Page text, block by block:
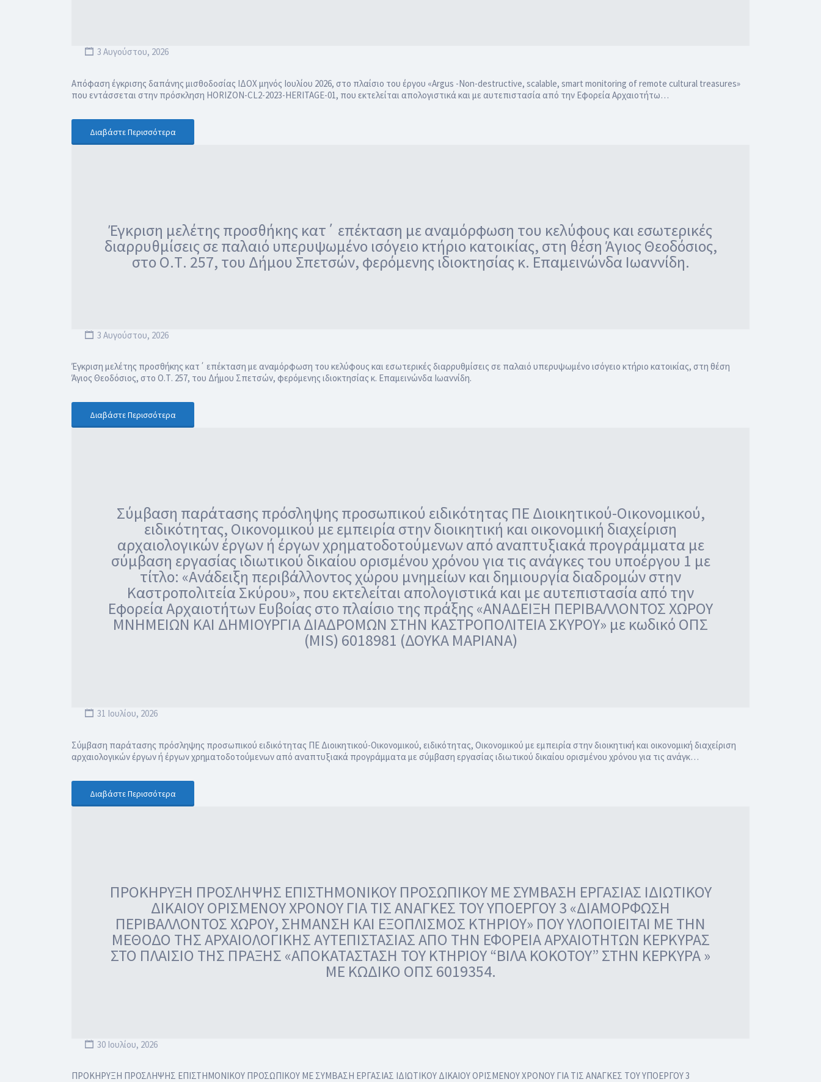
3 Αυγούστου, 2026
Απόφαση έγκρισης δαπάνης μισθοδοσίας ΙΔΟΧ μηνός Ιουλίου 2026, στο πλαίσιο του έργου «Argus -Νon-destructive, scalable, smart monitoring of remote cultural treasures»
που εντάσσεται στην πρόσκληση HORIZON-CL2-2023-HERITAGE-01, που εκτελείται απολογιστικά και με αυτεπιστασία από την Εφορεία Αρχαιοτήτω…
Διαβάστε Περισσότερα
Έγκριση μελέτης προσθήκης κατ΄ επέκταση με αναμόρφωση του κελύφους και εσωτερικές
διαρρυθμίσεις σε παλαιό υπερυψωμένο ισόγειο κτήριο κατοικίας, στη θέση Άγιος Θεοδόσιος,
στο Ο.Τ. 257, του Δήμου Σπετσών, φερόμενης ιδιοκτησίας κ. Επαμεινώνδα Ιωαννίδη.
3 Αυγούστου, 2026
Έγκριση μελέτης προσθήκης κατ΄ επέκταση με αναμόρφωση του κελύφους και εσωτερικές διαρρυθμίσεις σε παλαιό υπερυψωμένο ισόγειο κτήριο κατοικίας, στη θέση
Άγιος Θεοδόσιος, στο Ο.Τ. 257, του Δήμου Σπετσών, φερόμενης ιδιοκτησίας κ. Επαμεινώνδα Ιωαννίδη.
Διαβάστε Περισσότερα
Σύμβαση παράτασης πρόσληψης προσωπικού ειδικότητας ΠΕ Διοικητικού-Οικονομικού,
ειδικότητας, Οικονομικού με εμπειρία στην διοικητική και οικονομική διαχείριση
αρχαιολογικών έργων ή έργων χρηματοδοτούμενων από αναπτυξιακά προγράμματα με
σύμβαση εργασίας ιδιωτικού δικαίου ορισμένου χρόνου για τις ανάγκες του υποέργου 1 με
τίτλο: «Ανάδειξη περιβάλλοντος χώρου μνημείων και δημιουργία διαδρομών στην
Καστροπολιτεία Σκύρου», που εκτελείται απολογιστικά και με αυτεπιστασία από την
Εφορεία Αρχαιοτήτων Ευβοίας στο πλαίσιο της πράξης «ΑΝΑΔΕΙΞΗ ΠΕΡΙΒΑΛΛΟΝΤΟΣ ΧΩΡΟΥ
ΜΝΗΜΕΙΩΝ ΚΑΙ ΔΗΜΙΟΥΡΓΙΑ ΔΙΑΔΡΟΜΩΝ ΣΤΗΝ ΚΑΣΤΡΟΠΟΛΙΤΕΙΑ ΣΚΥΡΟΥ» με κωδικό ΟΠΣ
(MIS) 6018981 (ΔΟΥΚΑ ΜΑΡΙΑΝΑ)
31 Ιουλίου, 2026
Σύμβαση παράτασης πρόσληψης προσωπικού ειδικότητας ΠΕ Διοικητικού-Οικονομικού, ειδικότητας, Οικονομικού με εμπειρία στην διοικητική και οικονομική διαχείριση
αρχαιολογικών έργων ή έργων χρηματοδοτούμενων από αναπτυξιακά προγράμματα με σύμβαση εργασίας ιδιωτικού δικαίου ορισμένου χρόνου για τις ανάγκ…
Διαβάστε Περισσότερα
ΠΡΟΚΗΡΥΞΗ ΠΡΟΣΛΗΨΗΣ ΕΠΙΣΤΗΜΟΝΙΚΟΥ ΠΡΟΣΩΠΙΚΟΥ ΜΕ ΣΥΜΒΑΣΗ ΕΡΓΑΣΙΑΣ ΙΔΙΩΤΙΚΟΥ
ΔΙΚΑΙΟΥ ΟΡΙΣΜΕΝΟΥ ΧΡΟΝΟΥ ΓΙΑ ΤΙΣ ΑΝΑΓΚΕΣ ΤΟΥ ΥΠΟΕΡΓΟΥ 3 «ΔΙΑΜΟΡΦΩΣΗ
ΠΕΡΙΒΑΛΛΟΝΤΟΣ ΧΩΡΟΥ, ΣΗΜΑΝΣΗ ΚΑΙ ΕΞΟΠΛΙΣΜΟΣ ΚΤΗΡΙΟΥ» ΠΟΥ ΥΛΟΠΟΙΕΙΤΑΙ ΜΕ ΤΗΝ
ΜΕΘΟΔΟ ΤΗΣ ΑΡΧΑΙΟΛΟΓΙΚΗΣ ΑΥΤΕΠΙΣΤΑΣΙΑΣ ΑΠΟ ΤΗΝ ΕΦΟΡΕΙΑ ΑΡΧΑΙΟΤΗΤΩΝ ΚΕΡΚΥΡΑΣ
ΣΤΟ ΠΛΑΙΣΙΟ ΤΗΣ ΠΡΑΞΗΣ «ΑΠΟΚΑΤΑΣΤΑΣΗ ΤΟΥ ΚΤΗΡΙΟΥ “ΒΙΛΑ ΚΟΚΟΤΟΥ” ΣΤΗΝ ΚΕΡΚΥΡΑ »
ΜΕ ΚΩΔΙΚΟ ΟΠΣ 6019354.
30 Ιουλίου, 2026
ΠΡΟΚΗΡΥΞΗ ΠΡΟΣΛΗΨΗΣ ΕΠΙΣΤΗΜΟΝΙΚΟΥ ΠΡΟΣΩΠΙΚΟΥ ΜΕ ΣΥΜΒΑΣΗ ΕΡΓΑΣΙΑΣ ΙΔΙΩΤΙΚΟΥ ΔΙΚΑΙΟΥ ΟΡΙΣΜΕΝΟΥ ΧΡΟΝΟΥ ΓΙΑ ΤΙΣ ΑΝΑΓΚΕΣ ΤΟΥ ΥΠΟΕΡΓΟΥ 3